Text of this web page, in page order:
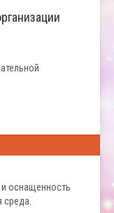
и оснащенность